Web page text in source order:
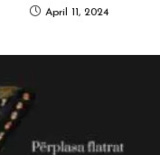
April 11, 2024